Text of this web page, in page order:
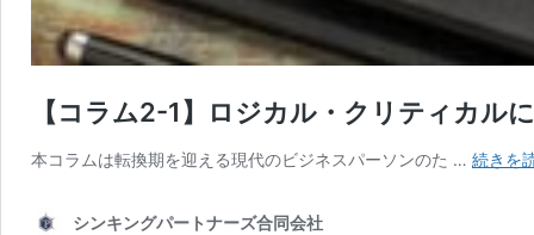
【コラム2-1】ロジカル・クリティカル
本コラムは転換期を迎える現代のビジネスパーソンのた … 続きを
シンキングパートナーズ合同会社